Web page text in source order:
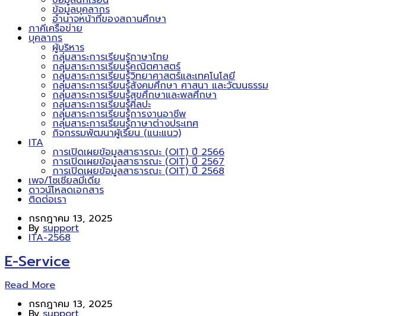
ข้อมูลบุคลากร
อำนาจหน้าที่ของสถานศึกษา
ภาคีเครือข่าย
บุคลากร
ผู้บริหาร
กลุ่มสาระการเรียนรู้ภาษาไทย
กลุ่มสาระการเรียนรู้คณิตศาสตร์
กลุ่มสาระการเรียนรู้วิทยาศาสตร์และเทคโนโลยี
กลุ่มสาระการเรียนรู้สังคมศึกษา ศาสนา และวัฒนธรรม
กลุ่มสาระการเรียนรู้สุขศึกษาและพลศึกษา
กลุ่มสาระการเรียนรู้ศิลปะ
กลุ่มสาระการเรียนรู้การงานอาชีพ
กลุ่มสาระการเรียนรู้ภาษาต่างประเทศ
กิจกรรมพัฒนาผู้เรียน (แนะแนว)
ITA
การเปิดเผยข้อมูลสาธารณะ (OIT) ปี 2566
การเปิดเผยข้อมูลสาธารณะ (OIT) ปี 2567
การเปิดเผยข้อมูลสาธารณะ (OIT) ปี 2568
เพจ/โซเชียลมีเดีย
ดาวน์โหลดเอกสาร
ติดต่อเรา
กรกฎาคม 13, 2025
By support
ITA-2568
E-Service
Read More
กรกฎาคม 13, 2025